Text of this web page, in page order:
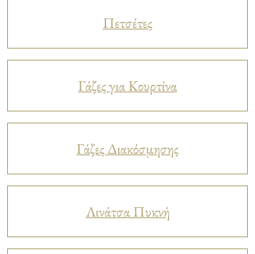
Πετσέτες
Γάζες για Κουρτίνα
Γάζες Διακόσμησης
Λινάτσα Πυκνή